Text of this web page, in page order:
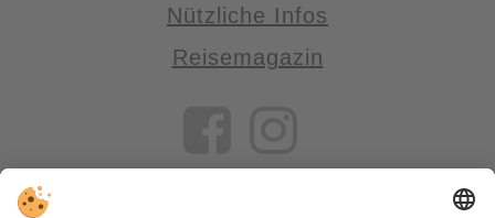
Nützliche Infos
Reisemagazin